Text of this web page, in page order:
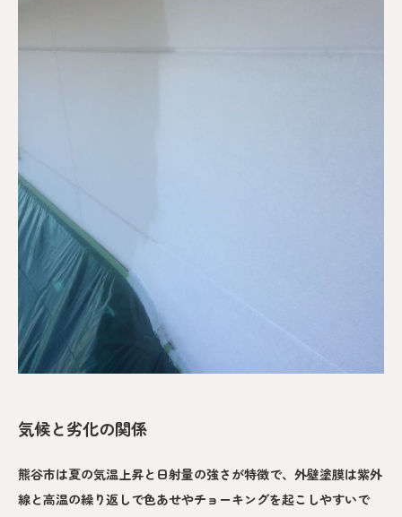
気候と劣化の関係
熊谷市は夏の気温上昇と日射量の強さが特徴で、外壁塗膜は紫外
線と高温の繰り返しで色あせやチョーキングを起こしやすいで